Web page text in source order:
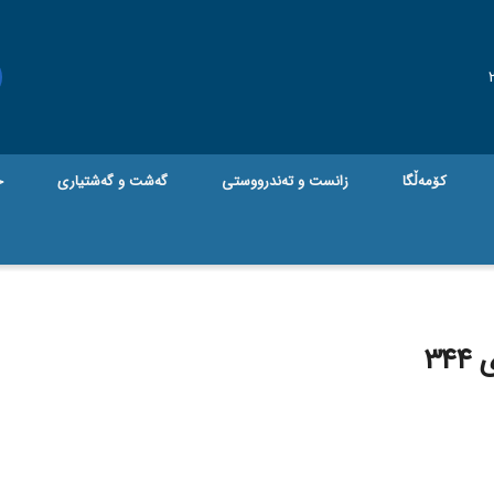
کۆمەڵگا زانست و تەندرووستی گه‌شت و گه‌شتیاری